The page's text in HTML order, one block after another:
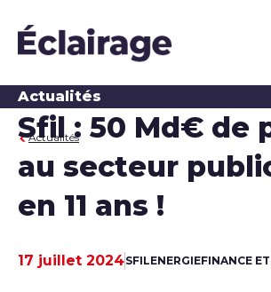
Actualités
Actualités
Sfil : 50 Md€ de
au secteur
en 11 ans !
Date de publication
17 juillet 2024SFILENERGIEFINANCE